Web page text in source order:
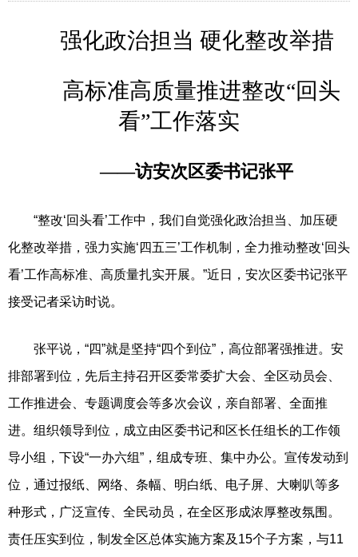
强化政治担当 硬化整改举措
高标准高质量推进整改“回头
看”工作落实
——访安次区委书记张平
“整改‘回头看’工作中，我们自觉强化政治担当、加压硬
化整改举措，强力实施‘四五三’工作机制，全力推动整改‘回头
看’工作高标准、高质量扎实开展。”近日，安次区委书记张平
接受记者采访时说。
张平说，“四”就是坚持“四个到位”，高位部署强推进。安
排部署到位，先后主持召开区委常委扩大会、全区动员会、
工作推进会、专题调度会等多次会议，亲自部署、全面推
进。组织领导到位，成立由区委书记和区长任组长的工作领
导小组，下设“一办六组”，组成专班、集中办公。宣传发动到
位，通过报纸、网络、条幅、明白纸、电子屏、大喇叭等多
种形式，广泛宣传、全民动员，在全区形成浓厚整改氛围。
责任压实到位，制发全区总体实施方案及15个子方案，与11